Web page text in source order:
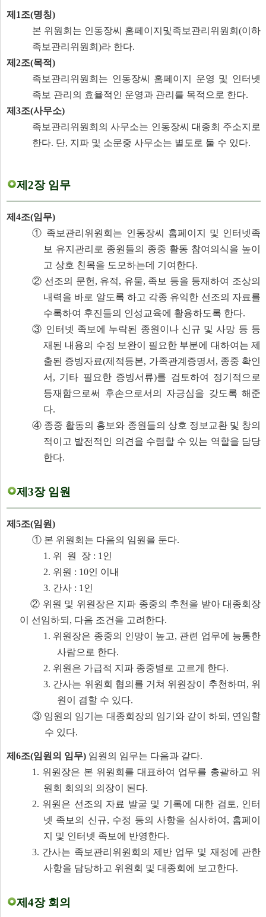
제1조(명칭)
본 위원회는 인동장씨 홈페이지및족보관리위원회(이하
족보관리위원회)라 한다.
제2조(목적)
족보관리위원회는 인동장씨 홈페이지 운영 및 인터넷
족보 관리의 효율적인 운영과 관리를 목적으로 한다.
제3조(사무소)
족보관리위원회의 사무소는 인동장씨 대종회 주소지로
한다. 단, 지파 및 소문중 사무소는 별도로 둘 수 있다.
제2장 임무
제4조(임무)
① 족보관리위원회는 인동장씨 홈페이지 및 인터넷족
보 유지관리로 종원들의 종중 활동 참여의식을 높이
고 상호 친목을 도모하는데 기여한다.
② 선조의 문헌, 유적, 유물, 족보 등을 등재하여 조상의
내력을 바로 알도록 하고 각종 유익한 선조의 자료를
수록하여 후진들의 인성교육에 활용하도록 한다.
③ 인터넷 족보에 누락된 종원이나 신규 및 사망 등 등
재된 내용의 수정 보완이 필요한 부분에 대하여는 제
출된 증빙자료(제적등본, 가족관계증명서, 종중 확인
서, 기타 필요한 증빙서류)를 검토하여 정기적으로
등재함으로써 후손으로서의 자긍심을 갖도록 해준
다.
④ 종중 활동의 홍보와 종원들의 상호 정보교환 및 창의
적이고 발전적인 의견을 수렴할 수 있는 역할을 담당
한다.
제3장 임원
제5조(임원)
① 본 위원회는 다음의 임원을 둔다.
1. 위 원 장 : 1인
2. 위원 : 10인 이내
3. 간사 : 1인
② 위원 및 위원장은 지파 종중의 추천을 받아 대종회장
이 선임하되, 다음 조건을 고려한다.
1. 위원장은 종중의 인망이 높고, 관련 업무에 능통한
사람으로 한다.
2. 위원은 가급적 지파 종중별로 고르게 한다.
3. 간사는 위원회 협의를 거쳐 위원장이 추천하며, 위
원이 겸할 수 있다.
③ 임원의 임기는 대종회장의 임기와 같이 하되, 연임할
수 있다.
제6조(임원의 임무) 임원의 임무는 다음과 같다.
1. 위원장은 본 위원회를 대표하여 업무를 총괄하고 위
원회 회의의 의장이 된다.
2. 위 원은 선조의 자료 발굴 및 기록에 대한 검토, 인터
넷 족보의 신규, 수정 등의 사항을 심사하여, 홈페이
지 및 인터넷 족보에 반영한다.
3. 간사는 족보관리위원회의 제반 업무 및 재정에 관한
사항을 담당하고 위원회 및 대종회에 보고한다.
제4장 회의